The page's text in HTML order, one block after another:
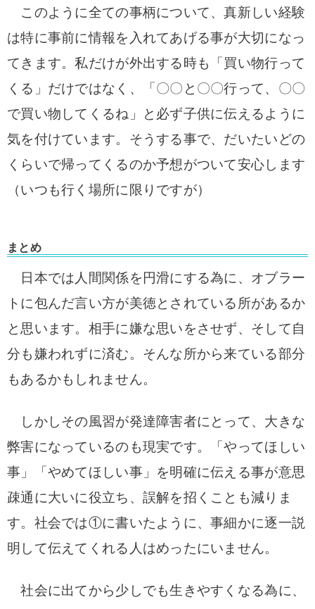
このように全ての事柄について、真新しい経験
は特に事前に情報を入れてあげる事が大切になっ
てきます。私だけが外出する時も「買い物行って
くる」だけではなく、「〇〇と〇〇行って、〇〇
で買い物してくるね」と必ず子供に伝えるように
気を付けています。 そうする事で、だいたいどの
くらいで帰ってくるのか予想がついて安心します
（いつも行く場所に限りですが）
まとめ
日本では人間関係を円滑にする為に、オブラー
トに包んだ言い方が美徳とされている所があるか
と思います。 相手に嫌な思いをさせず、そして自
分も嫌われずに済む。 そんな所から来ている部分
もあるかもしれません。
しかしその風習が発達障害者にとって、大きな
弊害になっているのも現実です。
「やってほしい
事」「やめてほしい事」を明確に伝える事が意思
疎通に大いに役立ち、誤解を招くことも減りま
す。 社会では①に書いたように、事細かに逐一説
明して伝えてくれる人はめったにいません。
社会に出てから少しでも生きやすくなる為に、